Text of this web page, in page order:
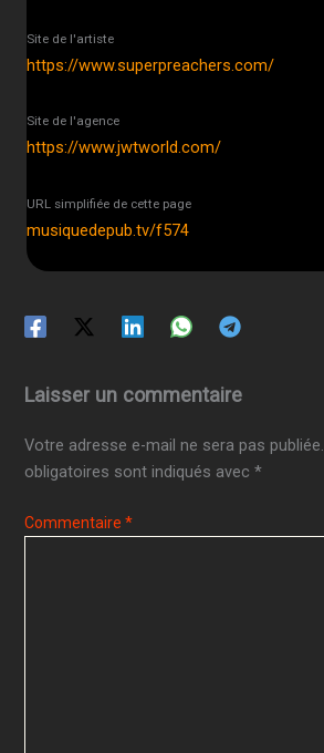
Site de l'artiste
https://www.superpreachers.com/
Site de l'agence
https://www.jwtworld.com/
URL simplifiée de cette page
musiquedepub.tv/f574
Laisser un commentaire
Votre adresse e-mail ne sera pas publiée.
obligatoires sont indiqués avec*
Commentaire*